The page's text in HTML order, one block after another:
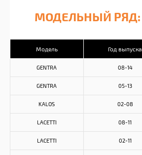
МОДЕЛЬНЫЙ РЯД:
Модель Год выпуска
GENTRA 08-14
GENTRA 05-13
KALOS 02-08
LACETTI 08-11
LACETTI 02-11